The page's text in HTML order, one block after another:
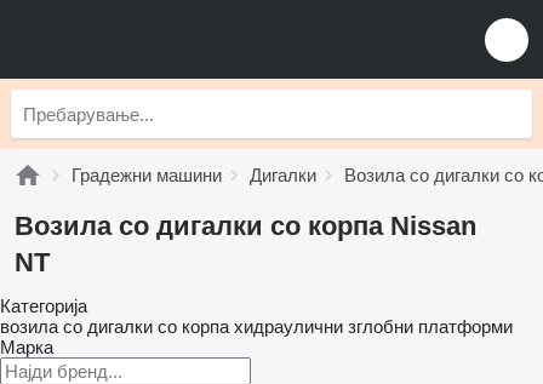
Градежни машини Дигалки Возила со дигалки со
Возила со дигалки со корпа Nissan
NT
Категорија
возила со дигалки со корпа хидраулични зглобни платформи
Марка